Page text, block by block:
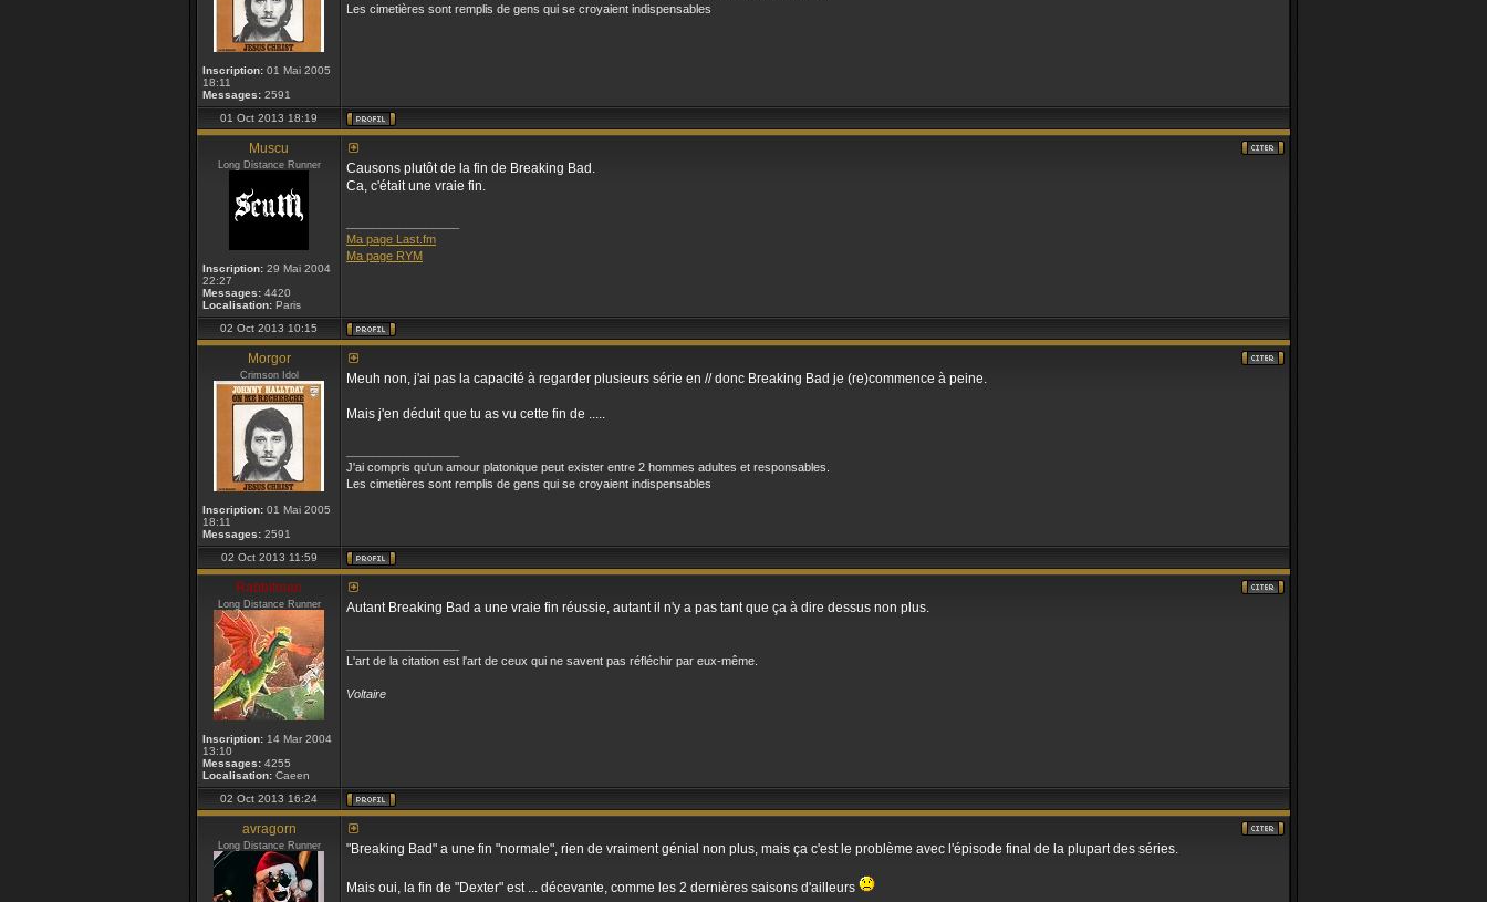
Inscription: 01 Mai 2005
18:11
Messages: 2591
Les cimetières sont remplis de gens qui se croyaient indispensables
01 Oct 2013 18:19
Muscu
Long Distance Runner
Inscription: 29 Mai 2004
22:27
Messages: 4420
Localisation: Paris
Causons plutôt de la fin de Breaking Bad.
Ca, c'était une vraie fin.
Ma page Last.fm
Ma page RYM
02 Oct 2013 10:15
Morgor
Crimson Idol
Inscription: 01 Mai 2005
18:11
Messages: 2591
Meuh non, j'ai pas la capacité à regarder plusieurs série en // donc Breaking Bad je (re)commence à peine.
Mais j'en déduit que tu as vu cette fin de .....
J'ai compris qu'un amour platonique peut exister entre 2 hommes adultes et responsables.
Les cimetières sont remplis de gens qui se croyaient indispensables
02 Oct 2013 11:59
Rabbitman
Long Distance Runner
Inscription: 14 Mar 2004
13:10
Messages: 4255
Localisation: Caeen
Autant Breaking Bad a une vraie fin réussie, autant il n'y a pas tant que ça à dire dessus non plus.
L'art de la citation est l'art de ceux qui ne savent pas réfléchir par eux-même.
Voltaire
02 Oct 2013 16:24
avragorn
Long Distance Runner "Breaking Bad" a une fin "normale", rien de vraiment génial non plus, mais ça c'est le problème avec l'épisode final de la plupart des séries.
Mais oui, la fin de "Dexter" est ... décevante, comme les 2 dernières saisons d'ailleurs